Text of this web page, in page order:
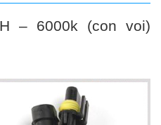
– 6000k (con voi)